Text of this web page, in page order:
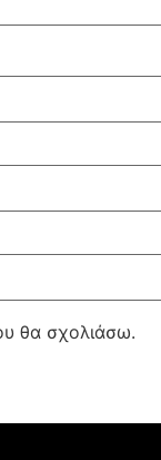
θα σχολιάσω.